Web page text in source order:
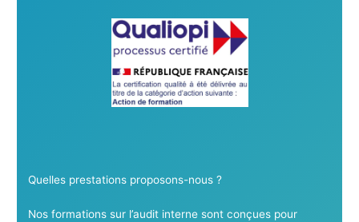
Quelles prestations proposons-nous ?
Nos formations sur l’audit interne sont conçues pour